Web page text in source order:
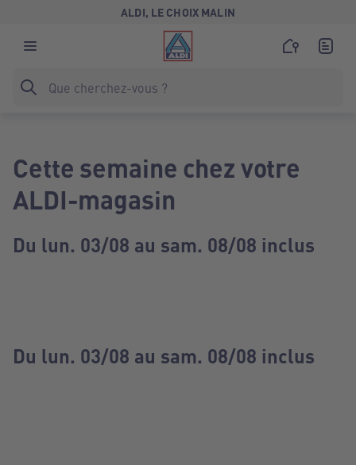
ALDI, LE CHOIX MALIN
Cette semaine chez votre
ALDI-magasin
Du lun. 03/08 au sam. 08/08 inclus
Du lun. 03/08 au sam. 08/08 inclus